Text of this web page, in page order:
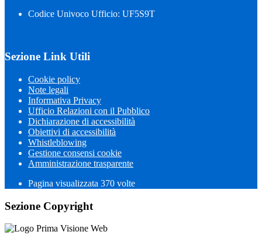
Codice Univoco Ufficio: UF5S9T
Sezione Link Utili
Cookie policy
Note legali
Informativa Privacy
Ufficio Relazioni con il Pubblico
Dichiarazione di accessibilità
Obiettivi di accessibilità
Whistleblowing
Gestione consensi cookie
Amministrazione trasparente
Pagina visualizzata 370 volte
Sezione Copyright